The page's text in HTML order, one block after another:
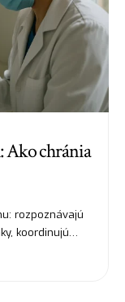
Ako chránia
rozpoznávajú
koordinujú…